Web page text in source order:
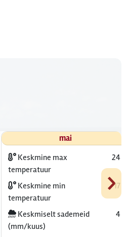
›
mai
Keskmine max
temperatuur
24
Keskmine min
temperatuur
17
Keskmiselt sademeid
(mm/kuus)
4